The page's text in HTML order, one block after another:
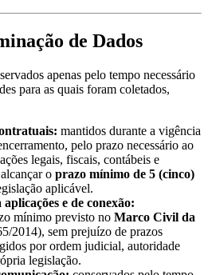
de Dados
apenas pelo tempo necessário
para as quais foram coletados,
mantidos durante a vigência
pelo prazo necessário ao
legais, fiscais, contábeis e
o prazo mínimo de 5 (cinco)
aplicável.
aplicações e de conexão:
mínimo previsto no Marco Civil da
2014), sem prejuízo de prazos
por ordem judicial, autoridade
legislação.